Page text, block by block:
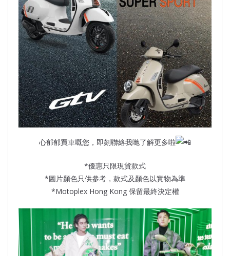
心郁郁買車嘅您，即刻聯絡我哋了解更多啦
*優惠只限現貨款式
*圖片顏色只供參考，款式及顏色以實物為準
*Motoplex Hong Kong 保留最終決定權